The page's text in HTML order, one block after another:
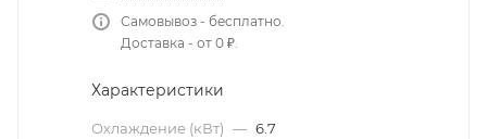
Самовывоз - бесплатно.
Доставка - от 0 ₽.
Характеристики
Охлаждение (кВт) — 6.7